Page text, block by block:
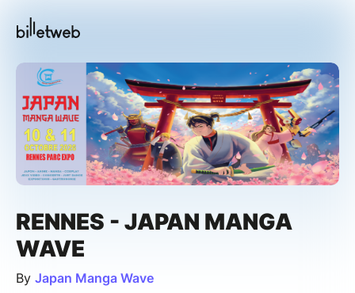
RENNES - JAPAN MANGA
WAVE
By Japan Manga Wave